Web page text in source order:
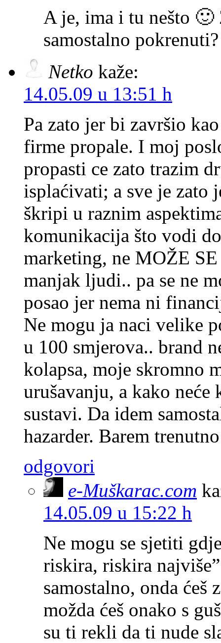
A je, ima i tu nešto 🙂
samostalno pokrenuti?
Netko kaže:
14.05.09 u 13:51 h
Pa zato jer bi završio
firme propale. I moj
propasti ce zato trazim
isplaćivati; a sve je zato
škripi u raznim
komunikacija što vodi
marketing, ne MOŽE
manjak ljudi.. pa se ne
posao jer nema ni
Ne mogu ja naci velike
u 100 smjerova.. brand
kolapsa, moje skromno
urušavanju, a kako
sustavi. Da idem
hazarder. Barem
odgovori
e-Muškarac.com
14.05.09 u 15:22 h
Ne mogu se sjetiti
riskira, riskira
samostalno, onda ćeš
možda ćeš onako s
su ti rekli da ti nude